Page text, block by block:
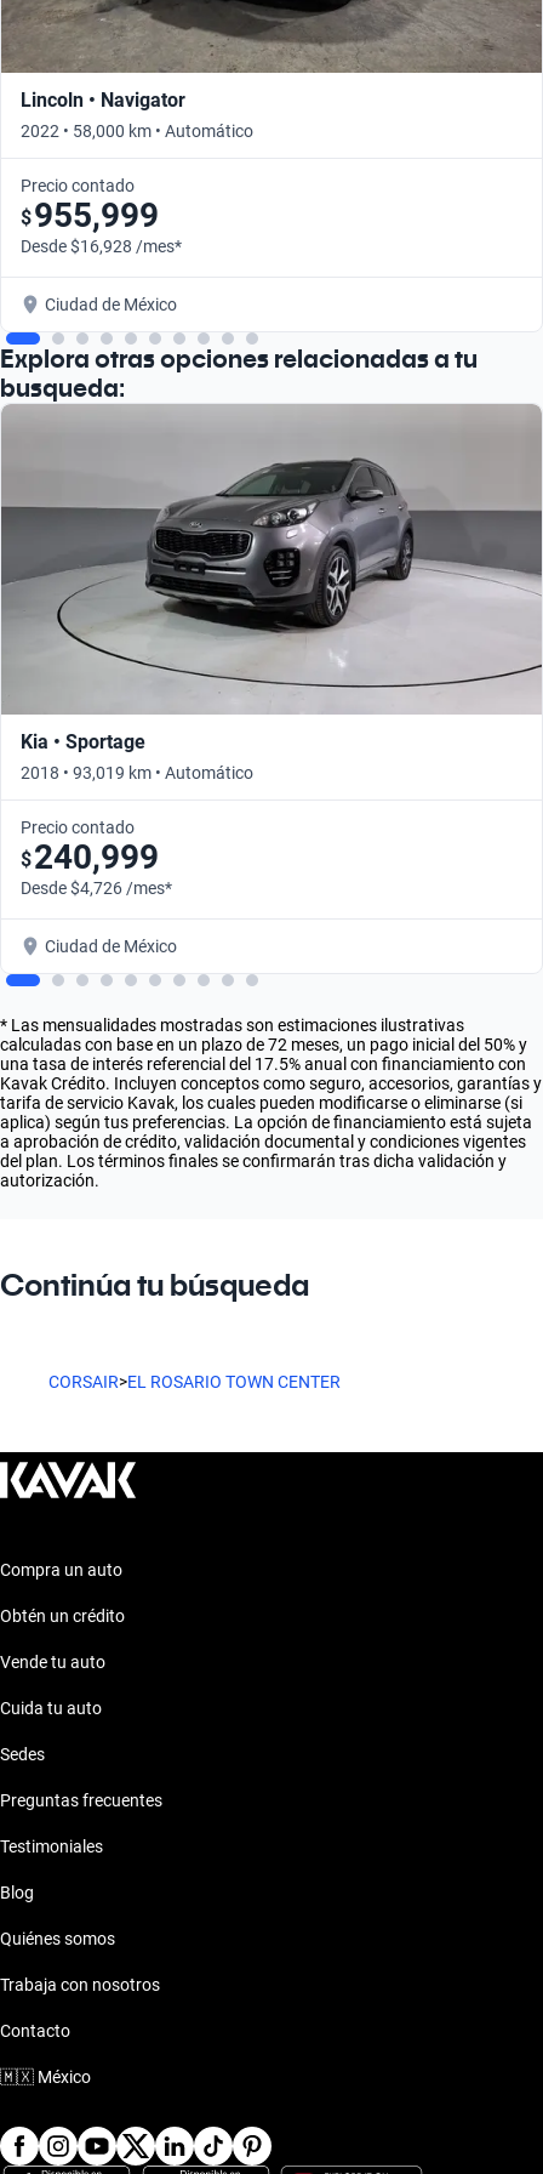
Lincoln • Navigator
2022 • 58,000 km • Automático
Precio contado
$955,999
Desde $16,928 /mes*
Ciudad de México
Explora otras opciones relacionadas a tu
busqueda:
Kia • Sportage
2018 • 93,019 km • Automático
Precio contado
$240,999
Desde $4,726 /mes*
Ciudad de México
* Las mensualidades mostradas son estimaciones ilustrativas
calculadas con base en un plazo de 72 meses, un pago inicial del 50% y
una tasa de interés referencial del 17.5% anual con financiamiento con
Kavak Crédito. Incluyen conceptos como seguro, accesorios, garantías y
tarifa de servicio Kavak, los cuales pueden modificarse o eliminarse (si
aplica) según tus preferencias. La opción de financiamiento está sujeta
a aprobación de crédito, validación documental y condiciones vigentes
del plan. Los términos finales se confirmarán tras dicha validación y
autorización.
Continúa tu búsqueda
CORSAIR>EL ROSARIO TOWN CENTER
Compra un auto
Obtén un crédito
Vende tu auto
Cuida tu auto
Sedes
Preguntas frecuentes
Testimoniales
Blog
Quiénes somos
Trabaja con nosotros
Contacto
🇲🇽 México